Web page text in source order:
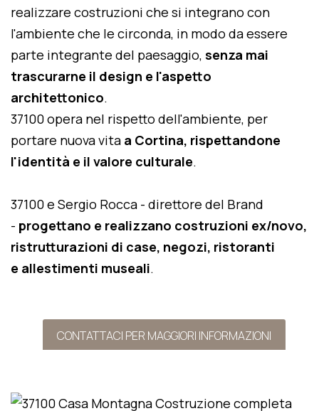
realizzare costruzioni che si integrano con
l'ambiente che le circonda, in modo da essere
parte integrante del paesaggio, senza mai
trascurarne il design e l'aspetto
architettonico.
37100 opera nel rispetto dell'ambiente, per
portare nuova vita a Cortina, rispettandone
l'identità e il valore culturale.
37100 e Sergio Rocca - direttore del Brand
- progettano e realizzano costruzioni ex/novo,
ristrutturazioni di case, negozi, ristoranti
e allestimenti museali.
CONTATTACI PER MAGGIORI INFORMAZIONI